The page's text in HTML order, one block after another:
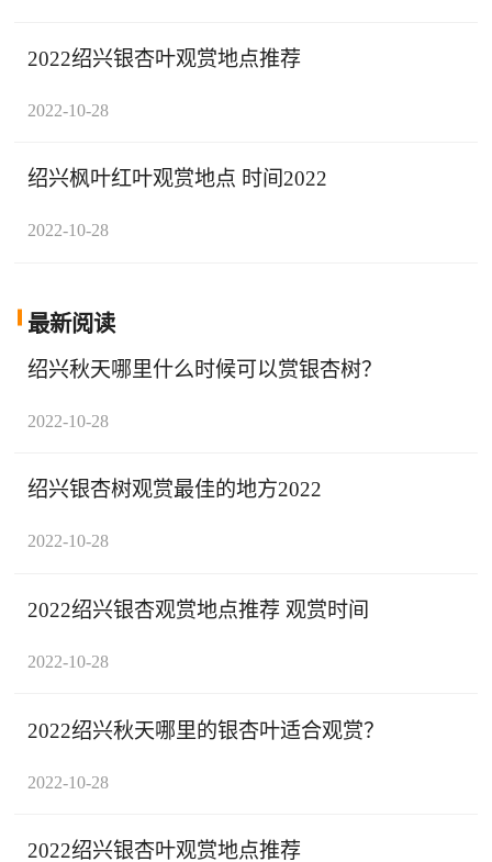
2022绍兴银杏叶观赏地点推荐
2022-10-28
绍兴枫叶红叶观赏地点 时间2022
2022-10-28
最新阅读
绍兴秋天哪里什么时候可以赏银杏树？
2022-10-28
绍兴银杏树观赏最佳的地方2022
2022-10-28
2022绍兴银杏观赏地点推荐 观赏时间
2022-10-28
2022绍兴秋天哪里的银杏叶适合观赏？
2022-10-28
2022绍兴银杏叶观赏地点推荐